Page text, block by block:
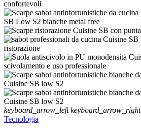
keyboard_arrow_left keyboard_arrow_right
Tecnologia